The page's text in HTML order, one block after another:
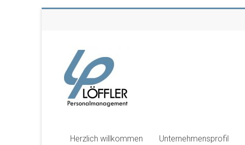
LÖFFLER
PERSONAL
Personalmanagement
Herzlich willkommen Unternehmensprofil